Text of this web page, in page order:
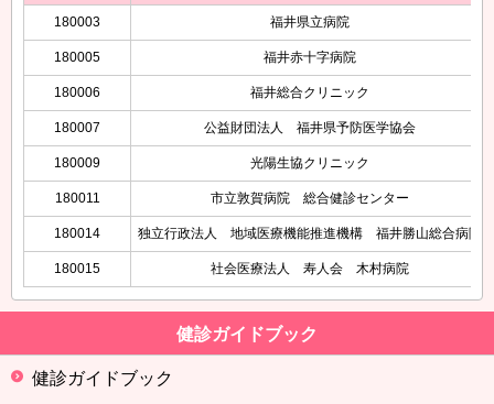
180003 福井県立病院
180005 福井赤十字病院
180006 福井総合クリニック
180007 公益財団法人 福井県予防医学協会
180009 光陽生協クリニック
180011 市立敦賀病院 総合健診センター
180014 独立行政法人 地域医療機能推進機構 福井勝山総合病院
180015 社会医療法人 寿人会 木村病院
健診ガイドブック
健診ガイドブック